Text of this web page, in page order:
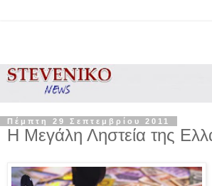
Πέμπτη 29 Σεπτεμβρίου 2011
Η Μεγάλη Ληστεία της